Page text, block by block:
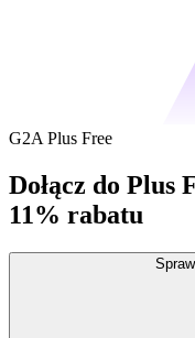
G2A Plus Free
Dołącz do Plus
11% rabatu